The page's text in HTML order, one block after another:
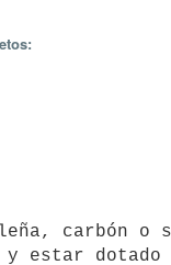
estar dotado